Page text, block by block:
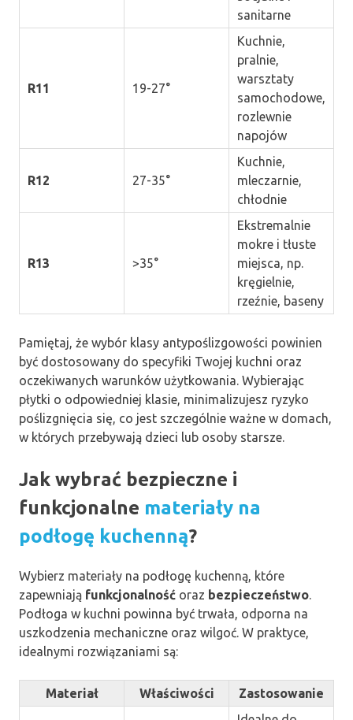
sanitarne
R11 19-27°
Kuchnie,
pralnie,
warsztaty
samochodowe,
rozlewnie
napojów
R12 27-35°
Kuchnie,
mleczarnie,
chłodnie
R13 >35°
Ekstremalnie
mokre i tłuste
miejsca, np.
kręgielnie,
rzeźnie, baseny
Pamiętaj, że wybór klasy antypoślizgowości powinien
być dostosowany do specyfiki Twojej kuchni oraz
oczekiwanych warunków użytkowania. Wybierając
płytki o odpowiedniej klasie, minimalizujesz ryzyko
poślizgnięcia się, co jest szczególnie ważne w domach,
w których przebywają dzieci lub osoby starsze.
Jak wybrać bezpieczne i
funkcjonalne materiały na
podłogę kuchenną?
Wybierz materiały na podłogę kuchenną, które
zapewniają funkcjonalność oraz bezpieczeństwo.
Podłoga w kuchni powinna być trwała, odporna na
uszkodzenia mechaniczne oraz wilgoć. W praktyce,
idealnymi rozwiązaniami są:
Materiał Właściwości
Zastosowanie